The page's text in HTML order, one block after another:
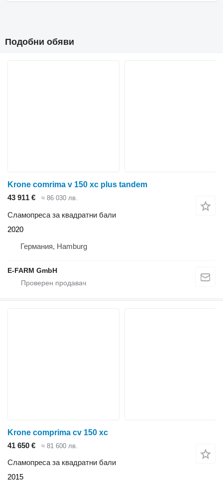
Подобни обяви
Krone comrima v 150 xc plus tandem
43 911 €
≈ 86 030 лв.
Сламопреса за квадратни бали
2020
Германия, Hamburg
E-FARM GmbH
Krone comprima cv 150 xc
41 650 €
≈ 81 600 лв.
Сламопреса за квадратни бали
2015